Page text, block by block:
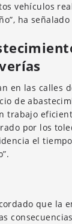
vehículos
ha
en las calles
de
trabajo
por los
el
que la